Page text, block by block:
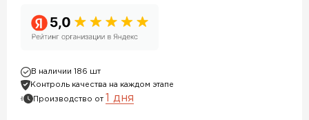
В наличии 186 шт
Контроль качества на каждом этапе
Производство от 1 дня